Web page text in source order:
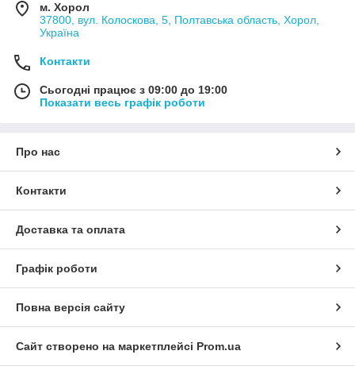
м. Хорол
37800, вул. Колоскова, 5, Полтавська область, Хорол,
Україна
Контакти
Сьогодні працює з 09:00 до 19:00
Показати весь графік роботи
Про нас
Контакти
Доставка та оплата
Графік роботи
Повна версія сайту
Сайт створено на маркетплейсі Prom.ua